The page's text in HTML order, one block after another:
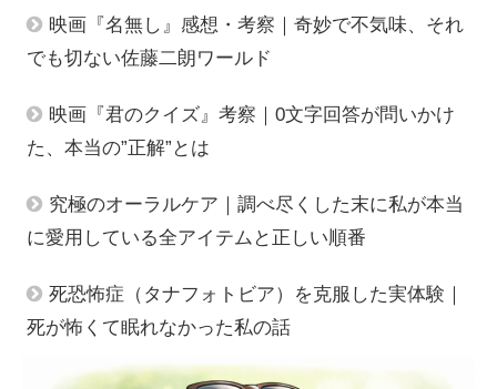
映画『名無し』感想・考察｜奇妙で不気味、それ
でも切ない佐藤二朗ワールド
映画『君のクイズ』考察｜0文字回答が問いかけ
た、本当の”正解”とは
究極のオーラルケア｜調べ尽くした末に私が本当
に愛用している全アイテムと正しい順番
死恐怖症（タナフォトビア）を克服した実体験｜
死が怖くて眠れなかった私の話